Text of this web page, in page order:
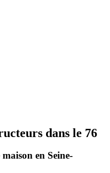
dans le 76
en Seine-